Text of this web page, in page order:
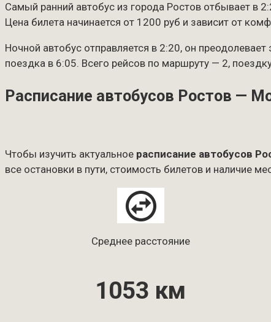
Самый ранний автобус из города Ростов отбывает в
Цена билета начинается от 1200 руб и зависит от
Ночной автобус отправляется в 2:20, он
поездка в 6:05. Всего рейсов по маршруту — 2,
Расписание автобусов Ростов —
Чтобы изучить актуальное расписание автобусов
все остановки в пути, стоимость билетов и наличие
Среднее расстояние
1053 км